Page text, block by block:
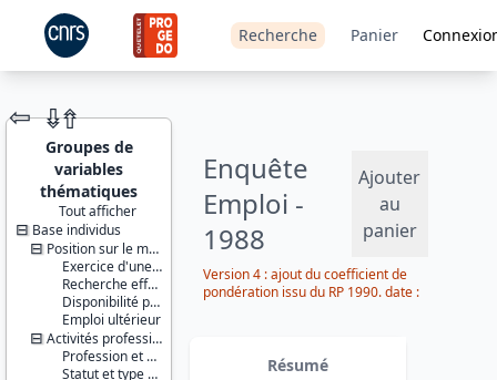
Recherche Panier
JEU DE
DONNÉES
Enquête
Emploi -
1988
Ajouter
au
panier
Version 4 : ajout du coefficient de
pondération issu du RP 1990. date :
⇦ ⇮⇮
Groupes de
variables
thématiques
Tout afficher
Base individus
Position sur le marché du travail
Exercice d'une activité professionnelle effective
Recherche effective d'un travail
Disponibilité pour travailler
Emploi ultérieur
Activités professionnelles
Profession et employeur principaux
Statut et type de contrat
Identifiants :
lil-0026
doi:10.13144/lil-
Résumé